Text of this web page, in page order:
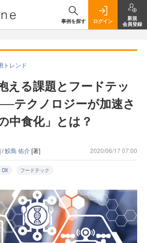
事例を探す ログイン
新規
会員登録
トレンド
える課題とフードテッ
テクノロジーが加速さ
中食化」とは？
/鮫島 佑介[著] 2020/06/17 07:00
DX フードテック